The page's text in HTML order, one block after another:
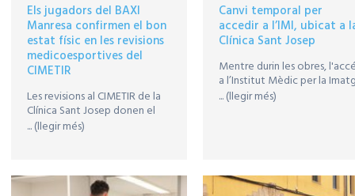
Els jugadors del BAXI
Manresa confirmen el bon
estat físic en les revisions
medicoesportives del
CIMETIR
Les revisions al CIMETIR de la
Clínica Sant Josep donen el
tret de sortida a la
... (llegir més)
Canvi temporal per
accedir a l’IMI, ubicat a
Clínica Sant Josep
Mentre durin les obres,
a l’Institut Mèdic per la
és per l’entrada d’Urgències
... (llegir més)